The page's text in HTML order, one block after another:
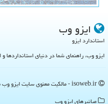
ایزو وب
استاندارد ایزو
ایزو وب، راهنمای شما در دنیای استانداردها و
میانبرهای ایزو وب